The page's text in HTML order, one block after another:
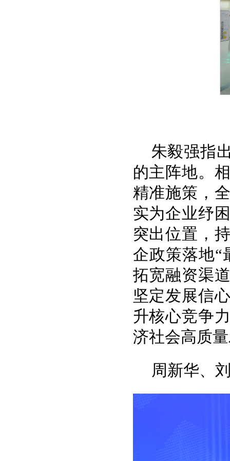
朱毅强指
的主阵地。
精准施策，
实为企业纾
突出位置，
企政策落地“
拓宽融资渠
坚定发展信
升核心竞争
济社会高质
周新华、